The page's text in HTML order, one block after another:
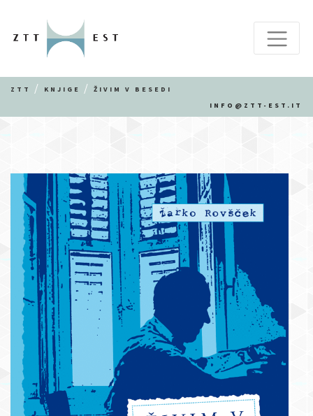
ZTT KNJIGE
ŽIVIM V BESEDI
INFO@ZTT-EST.IT